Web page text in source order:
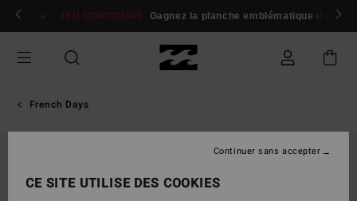
Passer
Se connecter / s'inscrire
JEU CONCOURS Gagnez la planche emblématique d'Andy
French Days
CE SITE UTILISE DES COOKIES
Continuer sans accepter